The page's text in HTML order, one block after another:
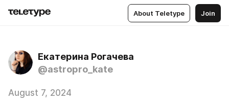
About Teletype Join
Екатерина Рогачева
@astropro_kate
August 7, 2024